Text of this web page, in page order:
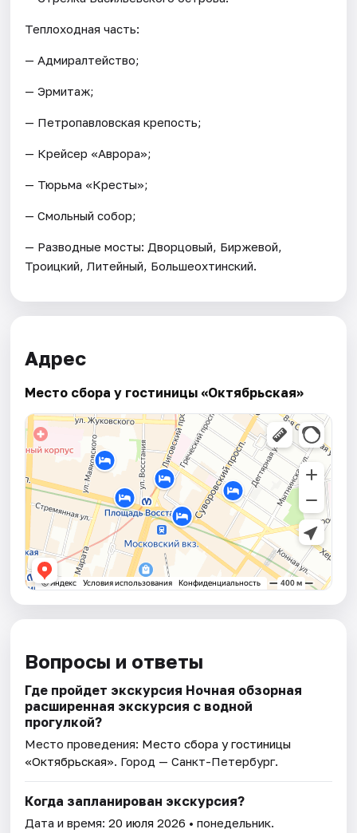
Теплоходная часть:
— Адмиралтейство;
— Эрмитаж;
— Петропавловская крепость;
— Крейсер «Аврора»;
— Тюрьма «Кресты»;
— Смольный собор;
— Разводные мосты: Дворцовый, Биржевой,
Троицкий, Литейный, Большеохтинский.
Адрес
Место сбора у гостиницы «Октябрьская»
Вопросы и ответы
Где пройдет экскурсия Ночная обзорная
расширенная экскурсия с водной
прогулкой?
Место проведения: Место сбора у гостиницы
«Октябрьская». Город — Санкт-Петербург.
Когда запланирован экскурсия?
Дата и время:20 июля 2026 • понедельник.